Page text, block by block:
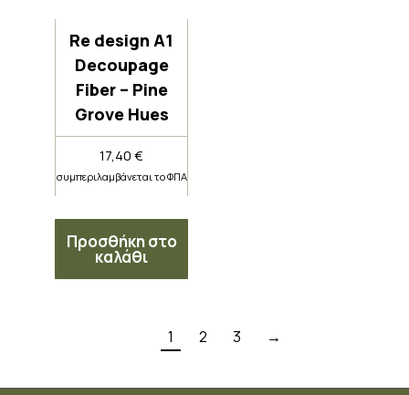
Re design A1
Decoupage
Fiber – Pine
Grove Hues
17,40€
συμπεριλαμβάνεται το ΦΠΑ
Προσθήκη στο
καλάθι
1 2 3 →